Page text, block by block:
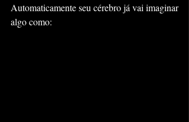
Automaticamente seu cérebro já vai imaginar
algo como: